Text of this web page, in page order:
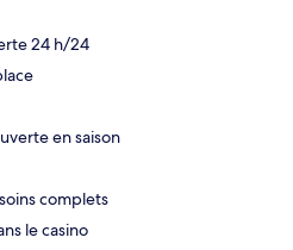
24 h/24
en saison
complets
le casino